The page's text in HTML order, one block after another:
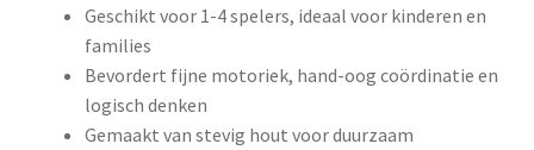
Geschikt voor 1-4 spelers, ideaal voor kinderen en
families
Bevordert fijne motoriek, hand-oog coördinatie en
logisch denken
Gemaakt van stevig hout voor duurzaam